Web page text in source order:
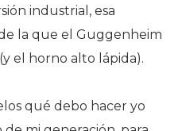
industrial, esa
la que el Guggenheim
el horno alto lápida).
qué debo hacer yo